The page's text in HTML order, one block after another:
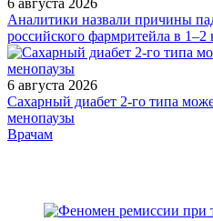
Аналитики назвали причины
российского фармритейла в 1–2
6 августа 2026
Сахарный диабет 2‑го типа
менопаузы
/doctor/surgery/
Врачам